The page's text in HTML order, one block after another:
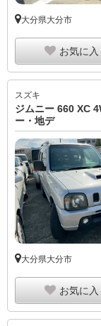
大分県大分市
お気に
スズキ
ジムニー 660 XC
ー・地デ
大分県大分市
お気に